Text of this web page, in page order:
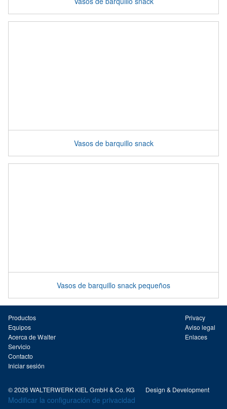
Vasos de barquillo snack
Vasos de barquillo snack pequeños
Productos
Equipos
Acerca de Walter
Servicio
Contacto
Iniciar sesión
Privacy
Aviso legal
Enlaces
© 2026 WALTERWERK KIEL GmbH & Co. KG Design & Development
Modificar la configuración de privacidad